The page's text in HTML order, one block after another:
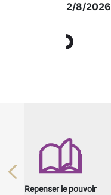
2/8/2026
Repenser le pouvoir
Previous